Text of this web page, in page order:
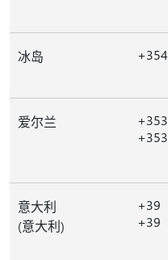
冰岛 +354
爱尔兰
+353
+353
意大利
(意大利)
+39
+39